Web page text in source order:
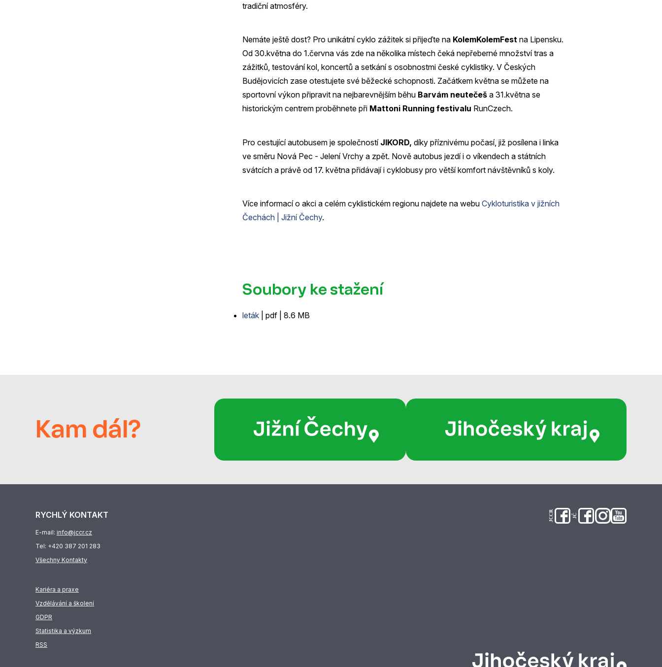
tradiční atmosféry.
Nemáte ještě dost? Pro unikátní cyklo zážitek si přijeďte na KolemKolemFest na Lipensku.
Od 30.května do 1.června vás zde na několika místech čeká nepřeberné množství tras a
zážitků, testování kol, koncertů a setkání s osobnostmi české cyklistiky. V Českých
Budějovicích zase otestujete své běžecké schopnosti. Začátkem května se můžete na
sportovní výkon připravit na nejbarevnějším běhu Barvám neutečeš a 31.května se
historickým centrem proběhnete při Mattoni Running festivalu RunCzech.
Pro cestující autobusem je společností JIKORD, díky příznivému počasí, již posílena i linka
ve směru Nová Pec - Jelení Vrchy a zpět. Nově autobus jezdí i o víkendech a státních
svátcích a právě od 17. května přidávají i cyklobusy pro větší komfort návštěvníků s koly.
Více informací o akci a celém cyklistickém regionu najdete na webu Cykloturistika v jižních
Čechách | Jižní Čechy.
Soubory ke stažení
leták | pdf | 8.6 MB
Kam dál?
RYCHLÝ KONTAKT
E-mail: info@jccr.cz
Tel: +420 387 201 283
Všechny Kontakty
Kariéra a praxe
Vzdělávání a školení
GDPR
Statistika a výzkum
RSS